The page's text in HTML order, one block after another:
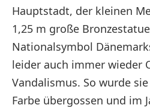
Hauptstadt, der kleinen
1,25 m große
Nationalsymbol
leider auch immer wieder
Vandalismus. So wurde
Farbe übergossen und im